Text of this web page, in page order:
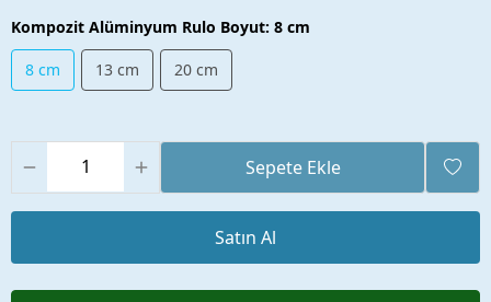
Kompozit Alüminyum Rulo Boyut: 8 cm
8 cm 13 cm 20 cm
Sepete Ekle
Satın Al